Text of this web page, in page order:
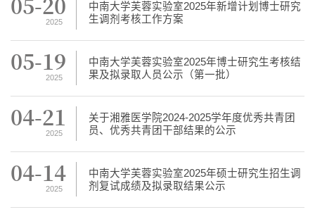
2025
中南大学芙蓉实验室2025年新增计划博士研究
生调剂考核工作方案
05-19
2025
中南大学芙蓉实验室2025年博士研究生考核结
果及拟录取人员公示（第一批）
04-21
2025
关于湘雅医学院2024-2025学年度优秀共青团
员、优秀共青团干部结果的公示
04-14
2025
中南大学芙蓉实验室2025年硕士研究生招生调
剂复试成绩及拟录取结果公示